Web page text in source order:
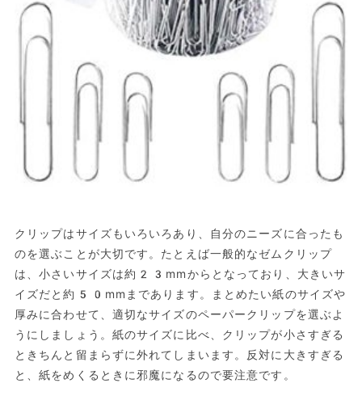
クリップはサイズもいろいろあり、自分のニーズに合ったも
のを選ぶことが大切です。たとえば一般的なゼムクリップ
は、小さいサイズは約23mmからとなっており、大きいサ
イズだと約50mmまであります。まとめたい紙のサイズや
厚みに合わせて、適切なサイズのペーパークリップを選ぶよ
うにしましょう。紙のサイズに比べ、クリップが小さすぎる
ときちんと留まらずに外れてしまいます。反対に大きすぎる
と、紙をめくるときに邪魔になるので要注意です。